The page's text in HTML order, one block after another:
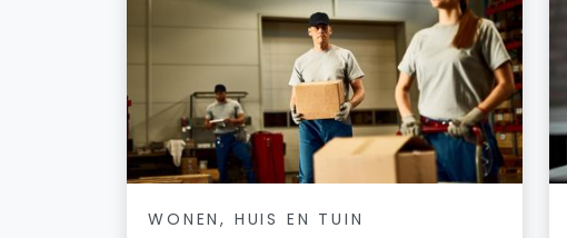
WONEN, HUIS EN TUIN